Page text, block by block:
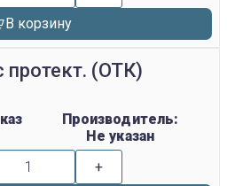
В корзину
протект. (ОТК)
Производитель:
Не указан
+